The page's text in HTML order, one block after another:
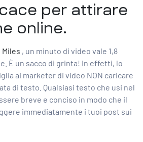
per attirare
online.
Miles , un minuto di video vale 1,8
È un sacco di grinta! In effetti, lo
ai marketer di video NON caricare
di testo. Qualsiasi testo che usi nel
breve e conciso in modo che il
immediatamente i tuoi post sui